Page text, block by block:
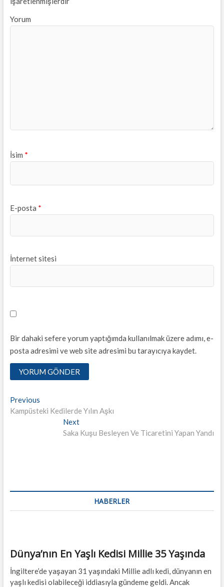
Yorum
İsim *
E-posta *
İnternet sitesi
Bir dahaki sefere yorum yaptığımda kullanılmak üzere adımı, e-
posta adresimi ve web site adresimi bu tarayıcıya kaydet.
Yazı
dolaşımı
PreviousPrevious
post:
Kampüsteki Kedilerde Yılın Aşkı
NextNext
post:
Saka Kuşu Besleyen Ve Ticaretini Yapan Yandı
HABERLER
Dünya’nın En Yaşlı Kedisi Millie 35 Yaşında
İngiltere’de yaşayan 31 yaşındaki Millie adlı kedi, dünyanın en
yaşlı kedisi olabileceği iddiasıyla gündeme geldi. Ancak